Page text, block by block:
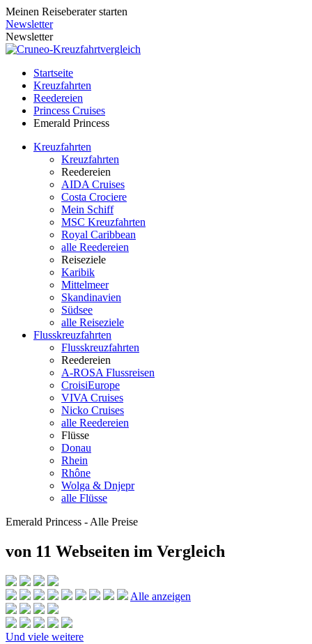
Meinen Reiseberater starten
Newsletter
Newsletter
Startseite
Kreuzfahrten
Reedereien
Princess Cruises
Emerald Princess
Kreuzfahrten
Kreuzfahrten
Reedereien
AIDA Cruises
Costa Crociere
Mein Schiff
MSC Kreuzfahrten
Royal Caribbean
alle Reedereien
Reiseziele
Karibik
Mittelmeer
Skandinavien
Südsee
alle Reiseziele
Flusskreuzfahrten
Flusskreuzfahrten
Reedereien
A-ROSA Flussreisen
CroisiEurope
VIVA Cruises
Nicko Cruises
alle Reedereien
Flüsse
Donau
Rhein
Rhône
Wolga & Dnjepr
alle Flüsse
Emerald Princess - Alle Preise
von 11 Webseiten im Vergleich
Alle anzeigen
Und viele weitere